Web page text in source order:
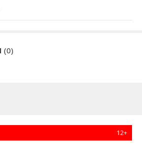
(0)
12+